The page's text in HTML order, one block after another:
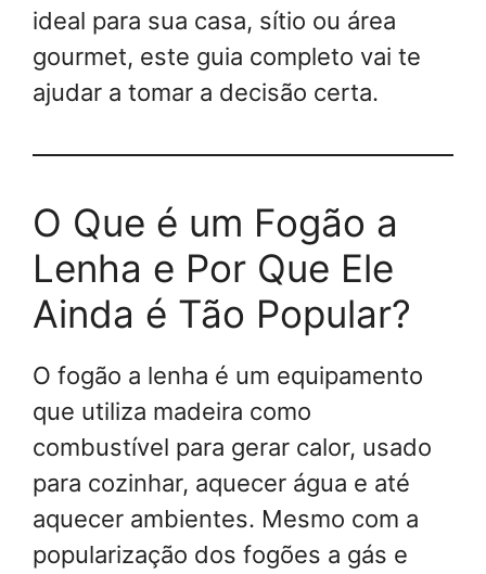
ideal para sua casa, sítio ou área
gourmet, este guia completo vai te
ajudar a tomar a decisão certa.
O Que é um Fogão a
Lenha e Por Que Ele
Ainda é Tão Popular?
O fogão a lenha é um equipamento
que utiliza madeira como
combustível para gerar calor, usado
para cozinhar, aquecer água e até
aquecer ambientes. Mesmo com a
popularização dos fogões a gás e